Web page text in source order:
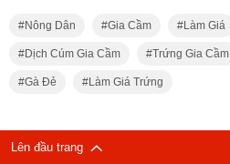
Nông Dân Gia Cầm Làm Giá
Dịch Cúm Gia Cầm Trứng Gia Cầm
Gà Đẻ Làm Giá Trứng
Lên đầu trang